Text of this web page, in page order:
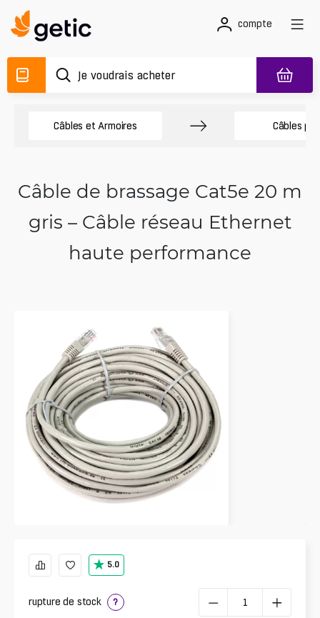
compte
Câbles et Armoires Câbles
Câble de brassage Cat5e 20 m
gris – Câble réseau Ethernet
haute performance
5.0
rupture de stock ?